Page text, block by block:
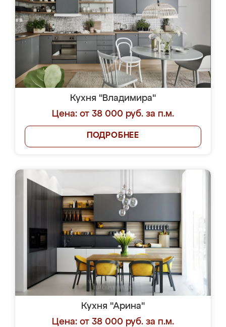
Кухня "Владимира"
Цена: от 38 000 руб. за п.м.
ПОДРОБНЕЕ
Кухня "Арина"
Цена: от 38 000 руб. за п.м.